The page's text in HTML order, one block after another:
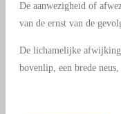
De aanwezigheid of
van de ernst van de
De lichamelijke
bovenlip, een brede